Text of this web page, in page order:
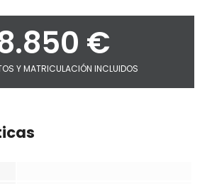
€
Y MATRICULACIÓN INCLUIDOS